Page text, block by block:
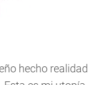
hecho realidad